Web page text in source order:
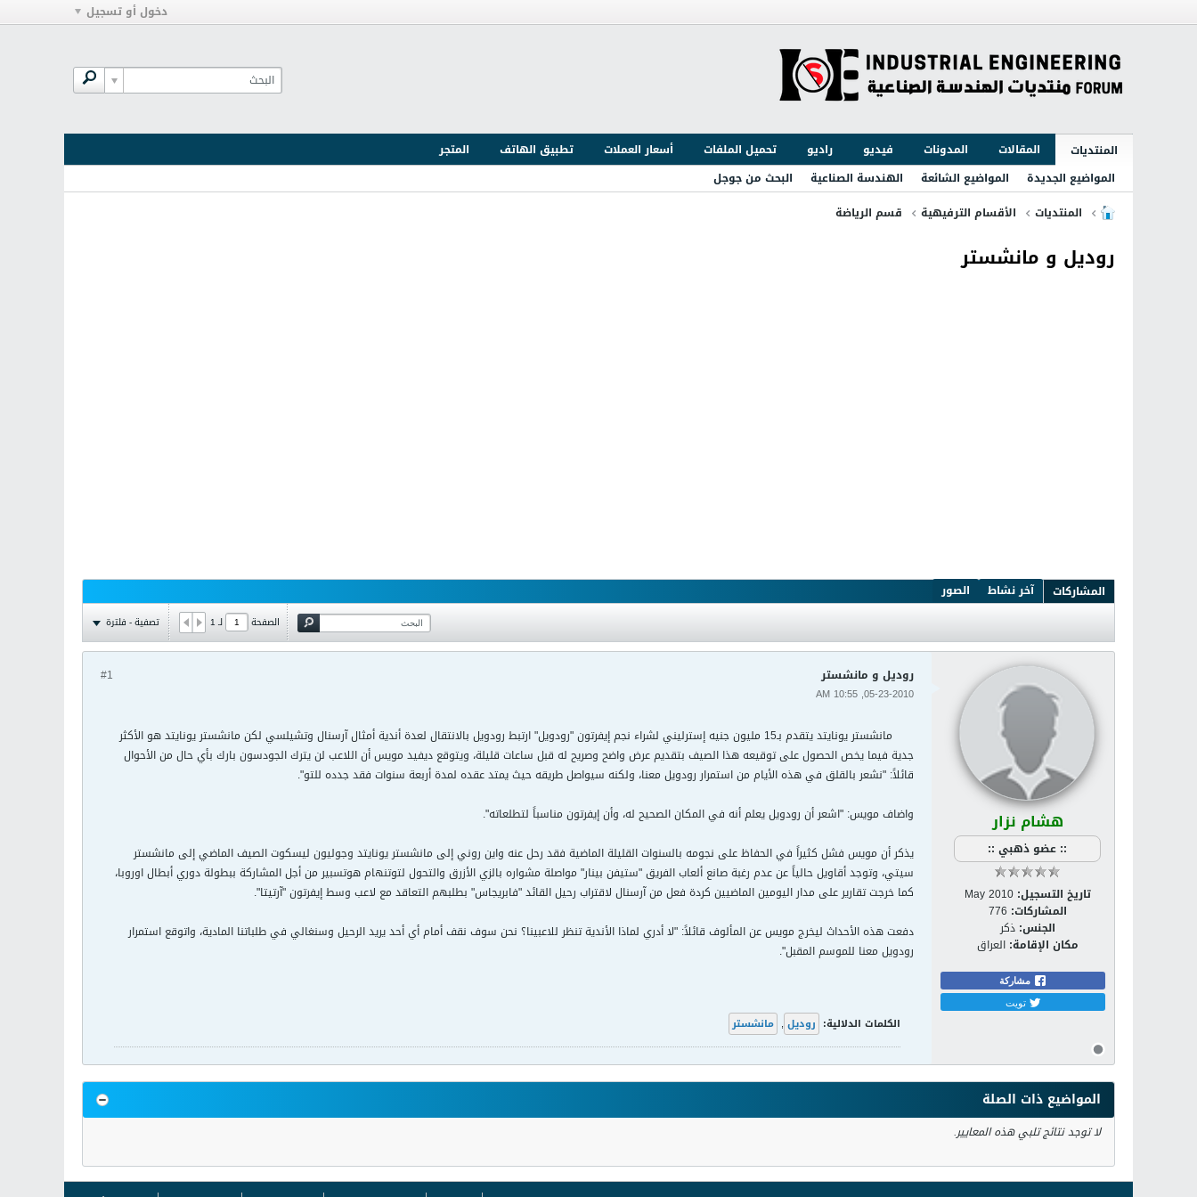
دخول أو تسجيل
المنتديات المقالات المدونات فيديو راديو تحميل الملفات أسعار العملات تطبيق الهاتف
المتجر
المواضيع الجديدة
المواضيع الشائعة الهندسة الصناعية
البحث من جوجل
المنتديات
الأقسام الترفيهية قسم الرياضة
روديل و مانشستر
المشاركات آخر نشاط الصور
الصفحة لـ1 تصفية - فلترة
هشام نزار
:: عضو ذهبي ::
تاريخ التسجيل: May 2010
المشاركات: 776
الجنس: ذكر
مكان الإقامة: العراق
مشاركة
تويت
#1 روديل و مانشستر
05-23-2010, 10:55 AM
مانشستر يونايتد يتقدم بـ15 مليون جنيه إسترليني لشراء نجم إيفرتون "رودويل" ارتبط رودويل بالانتقال لعدة أندية أمثال آرسنال وتشيلسي لكن مانشستر يونايتد هو الأكثر
جدية فيما يخص الحصول على توقيعه هذا الصيف بتقديم عرض واضح وصريح له قبل ساعات قليلة، ويتوقع ديفيد مويس أن اللاعب لن يترك الجودسون بارك بأي حال من الأحوال
قائلاً: "نشعر بالقلق في هذه الأيام من استمرار رودويل معنا، ولكنه سيواصل طريقه حيث يمتد عقده لمدة أربعة سنوات فقد جدده للتو".
واضاف مويس: "اشعر أن رودويل يعلم أنه في المكان الصحيح له، وأن إيفرتون مناسباً لتطلعاته".
يذكر أن مويس فشل كثيراً في الحفاظ على نجومه بالسنوات القليلة الماضية فقد رحل عنه واين روني إلى مانشستر يونايتد وجوليون ليسكوت الصيف الماضي إلى مانشستر
سيتي، وتوجد أقاويل حالياً عن عدم رغبة صانع ألعاب الفريق "ستيفن بينار" مواصلة مشواره بالزي الأزرق والتحول لتوتنهام هوتسبير من أجل المشاركة ببطولة دوري أبطال اوروبا،
كما خرجت تقارير على مدار اليومين الماضيين كردة فعل من آرسنال لاقتراب رحيل القائد "فابريجاس" بطلبهم التعاقد مع لاعب وسط إيفرتون "آرتيتا".
دفعت هذه الأحداث ليخرج مويس عن المألوف قائلاً: "لا أدري لماذا الأندية تنظر للاعبينا؟ نحن سوف نقف أمام أي أحد يريد الرحيل وسنغالي في طلباتنا المادية، واتوقع استمرار
رودويل معنا للموسم المقبل".
الكلمات الدلالية: روديل , مانشستر
المواضيع ذات الصلة
لا توجد نتائج تلبي هذه المعايير.